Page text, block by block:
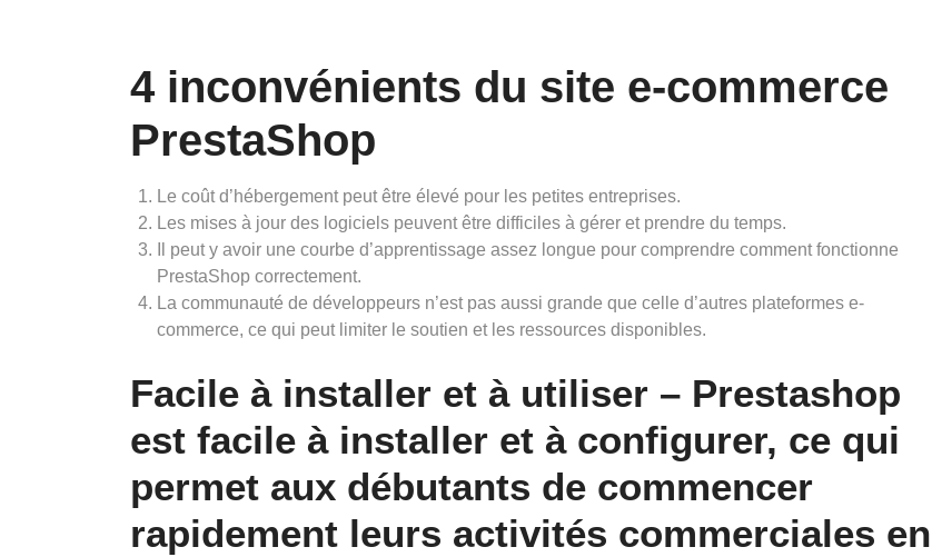
4 inconvénients du site e-commerce
PrestaShop
Le coût d’hébergement peut être élevé pour les petites entreprises.
Les mises à jour des logiciels peuvent être difficiles à gérer et prendre du temps.
Il peut y avoir une courbe d’apprentissage assez longue pour comprendre comment fonctionne
PrestaShop correctement.
La communauté de développeurs n’est pas aussi grande que celle d’autres plateformes e-
commerce, ce qui peut limiter le soutien et les ressources disponibles.
Facile à installer et à utiliser – Prestashop
est facile à installer et à configurer, ce qui
permet aux débutants de commencer
rapidement leurs activités commerciales en